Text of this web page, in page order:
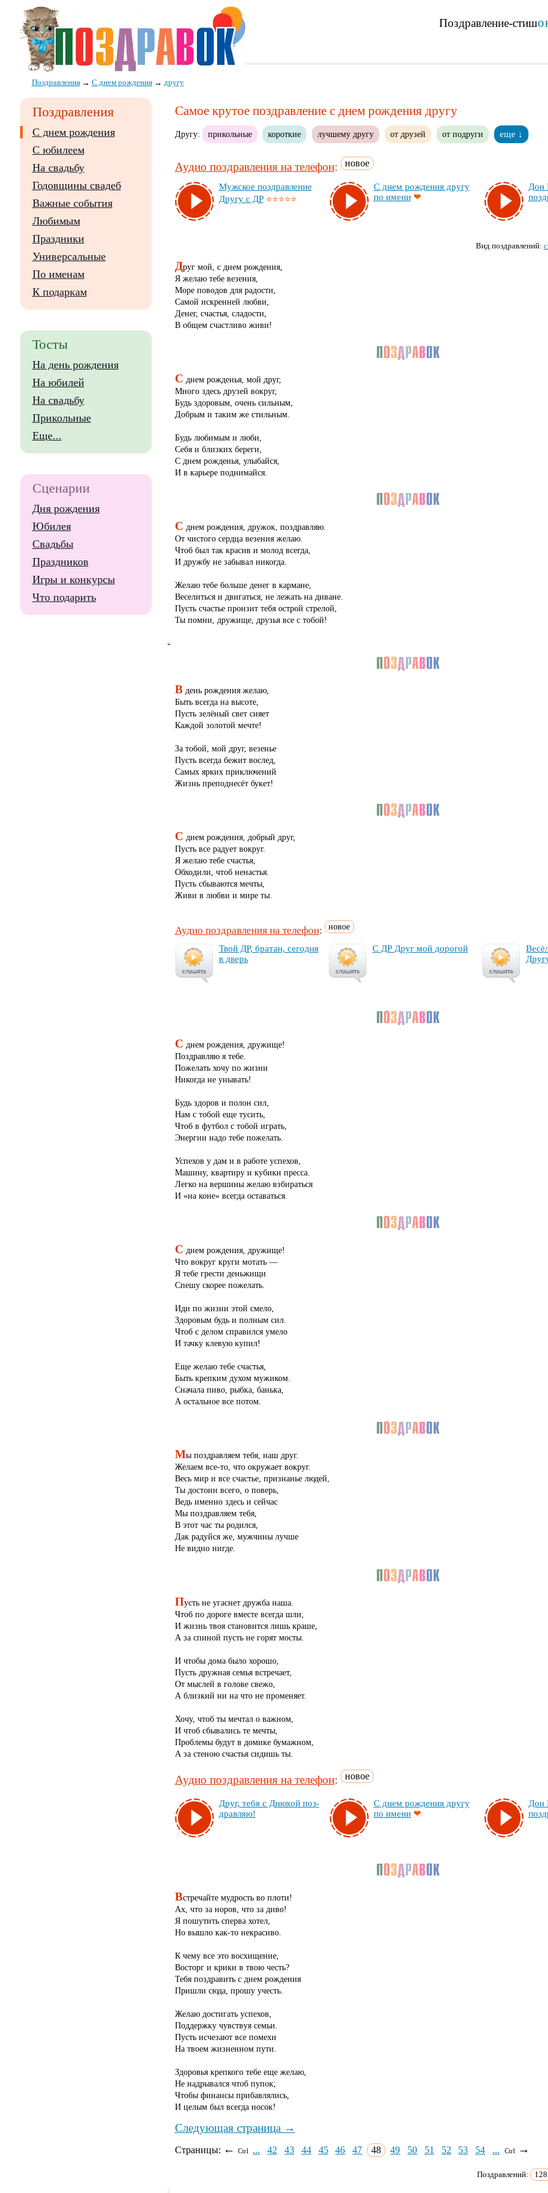
Поздравление-стиш
Поздравления→ С днем рождения→ другу
Самое крутое поздравление с днем рождения другу
Другу: прикольные короткие лучшему другу от друзей от подруги еще ↓
Аудио поздравления на телефон: новое
Муж­ское поз­драв­ле­ние
Дру­гу с ДР ⭐⭐⭐⭐⭐
С днем рож­де­ния дру­гу
по име­ни ❤
Дон
Вид поздравлений:
Друг мой, с днем рождения,
Я желаю тебе везения,
Море поводов для радости,
Самой искренней любви,
Денег, счастья, сладости,
В общем счастливо живи!
С днем рожденья, мой друг,
Много здесь друзей вокруг,
Будь здоровым, очень сильным,
Добрым и таким же стильным.
Будь любимым и люби,
Себя и близких береги,
С днем рожденья, улыбайся,
И в карьере поднимайся.
С днем рождения, дружок, поздравляю.
От чистого сердца везения желаю.
Чтоб был так красив и молод всегда,
И дружбу не забывал никогда.
Желаю тебе больше денег в кармане,
Веселиться и двигаться, не лежать на диване.
Пусть счастье пронзит тебя острой стрелой,
Ты помни, дружище, друзья все с тобой!
Вдень рождения желаю,
Быть всегда на высоте,
Пусть зелёный свет сияет
Каждой золотой мечте!
За тобой, мой друг, везенье
Пусть всегда бежит вослед,
Самых ярких приключений
Жизнь преподнесёт букет!
С днем рождения, добрый друг,
Пусть все радует вокруг.
Я желаю тебе счастья,
Обходили, чтоб ненастья.
Пусть сбываются мечты,
Живи в любви и мире ты.
Аудио поздравления на телефон: новое
Твой ДР, бра­тан, се­год­ня
в дверь
С ДР Друг мой до­ро­гой
С днем рождения, дружище!
Поздравляю я тебе.
Пожелать хочу по жизни
Никогда не унывать!
Будь здоров и полон сил,
Нам с тобой еще тусить,
Чтоб в футбол с тобой играть,
Энергии надо тебе пожелать.
Успехов у дам и в работе успехов,
Машину, квартиру и кубики пресса.
Легко на вершины желаю взбираться
И «на коне» всегда оставаться.
С днем рождения, дружище!
Что вокруг круги мотать —
Я тебе грести деньжищи
Спешу скорее пожелать.
Иди по жизни этой смело,
Здоровым будь и полным сил.
Чтоб с делом справился умело
И тачку клевую купил!
Еще желаю тебе счастья,
Быть крепким духом мужиком.
Сначала пиво, рыбка, банька,
А остальное все потом.
Мы поздравляем тебя, наш друг.
Желаем все-то, что окружает вокруг.
Весь мир и все счастье, признанье людей,
Ты достоин всего, о поверь,
Ведь именно здесь и сейчас
Мы поздравляем тебя,
В этот час ты родился,
Дак радуйся же, мужчины лучше
Не видно нигде.
Пусть не угаснет дружба наша.
Чтоб по дороге вместе всегда шли,
И жизнь твоя становится лишь краше,
А за спиной пусть не горят мосты.
И чтобы дома было хорошо,
Пусть дружная семья встречает,
От мыслей в голове свежо,
А близкий ни на что не променяет.
Хочу, чтоб ты мечтал о важном,
И чтоб сбывались те мечты,
Проблемы будут в домике бумажном,
А за стеною счастья сидишь ты.
Аудио поздравления на телефон: новое
Друг, те­бя с Дню­хой поз­
драв­ляю!
С днем рож­де­ния дру­гу
по име­ни ❤
Дон
Встречайте мудрость во плоти!
Ах, что за норов, что за диво!
Я пошутить сперва хотел,
Но вышло как-то некрасиво.
К чему все это восхищение,
Восторг и крики в твою честь?
Тебя поздравить с днем рождения
Пришли сюда, прошу учесть.
Желаю достигать успехов,
Поддержку чувствуя семьи.
Пусть исчезают все помехи
На твоем жизненном пути.
Здоровья крепкого тебе еще желаю,
Не надрывался чтоб пупок;
Чтобы финансы прибавлялись,
И целым был всегда носок!
Следующая страница →
Страницы: ← Ctrl ... 42 43 44 45 46 47 48 49 50 51 52 53 54 ... Ctrl →
Поздравлений:
Поздравления
С днем рождения
С юбилеем
На свадьбу
Годовщины свадеб
Важные события
Любимым
Праздники
Универсальные
По именам
К подаркам
Тосты
На день рождения
На юбилей
На свадьбу
Прикольные
Еще...
Сценарии
Дня рождения
Юбилея
Свадьбы
Праздников
Игры и конкурсы
Что подарить